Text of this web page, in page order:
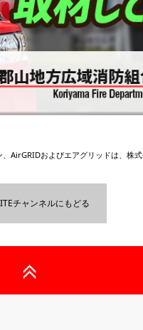
AirGRIDおよびエアグリッドは、株式
チャンネルにもどる